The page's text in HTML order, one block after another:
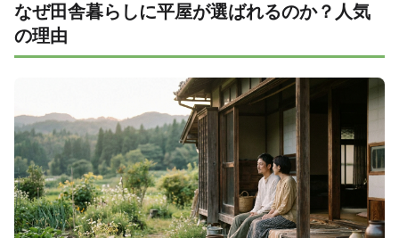
なぜ田舎暮らしに平屋が選ばれるのか？人気
の理由